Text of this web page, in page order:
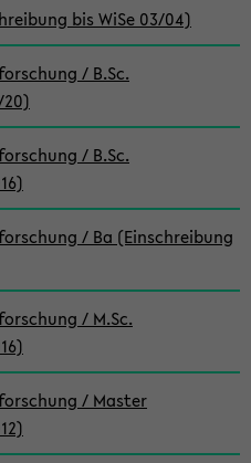
bis WiSe 03/04)
/ B.Sc.
20)
/ B.Sc.
/ Ba (Einschreibung
/ M.Sc.
/ Master